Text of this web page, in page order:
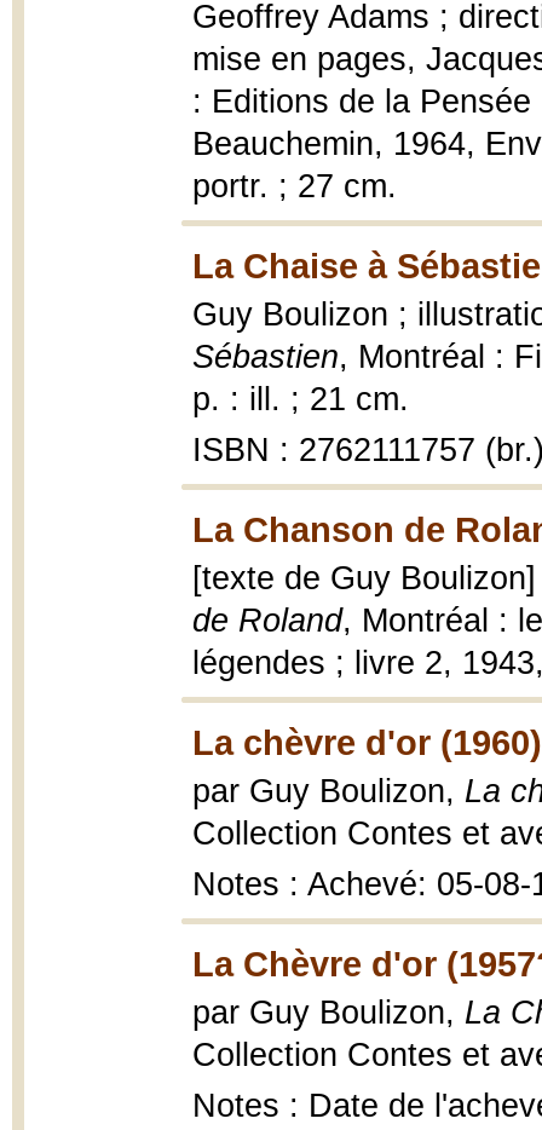
Geoffrey Adams ;
mise en pages,
: Editions de la
Beauchemin, 1964,
portr. ; 27 cm.
La Chaise à
Guy Boulizon ;
Sébastien, Montréal :
p. : ill. ; 21 cm.
ISBN : 2762111757
La Chanson de
[texte de Guy
de Roland, Montréal :
légendes ; livre 2,
La chèvre d'or (1960)
par Guy Boulizon, La
Collection Contes et
Notes : Achevé: 05-08-
La Chèvre d'or
par Guy Boulizon, La
Collection Contes et
Notes : Date de